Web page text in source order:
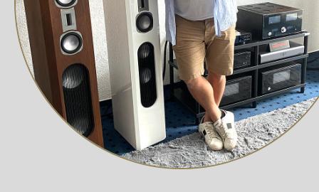
für deinen Lautsprecher, verfügbar im App Store.